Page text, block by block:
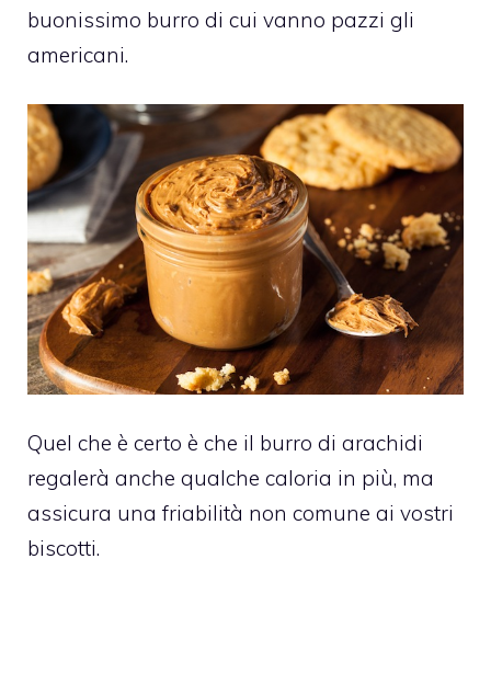
buonissimo burro di cui vanno pazzi gli
americani.
Quel che è certo è che il burro di arachidi
regalerà anche qualche caloria in più, ma
assicura una friabilità non comune ai vostri
biscotti.